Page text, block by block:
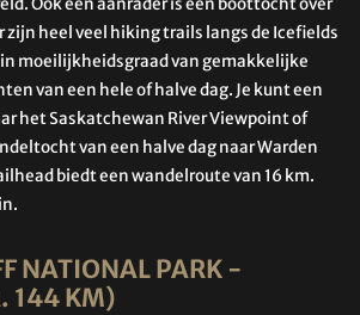
zijn heel veel hiking trails langs de Icefields
moeilijkheidsgraad van gemakkelijke
van een hele of halve dag. Je kunt een
het Saskatchewan River Viewpoint of
van een halve dag naar Warden
biedt een wandelroute van 16 km.
NATIONAL PARK -
144 KM)